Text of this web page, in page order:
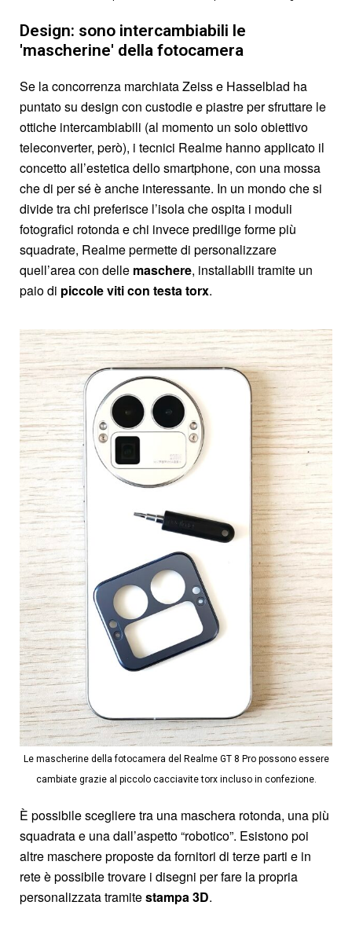
Design: sono intercambiabili le
'mascherine' della fotocamera
Se la concorrenza marchiata Zeiss e Hasselblad ha
puntato su design con custodie e piastre per sfruttare le
ottiche intercambiabili (al momento un solo obiettivo
teleconverter, però), i tecnici Realme hanno applicato il
concetto all’estetica dello smartphone, con una mossa
che di per sé è anche interessante. In un mondo che si
divide tra chi preferisce l’isola che ospita i moduli
fotografici rotonda e chi invece predilige forme più
squadrate, Realme permette di personalizzare
quell’area con delle maschere, installabili tramite un
paio di piccole viti con testa torx.
Le mascherine della fotocamera del Realme GT 8 Pro possono essere
cambiate grazie al piccolo cacciavite torx incluso in confezione.
È possibile scegliere tra una maschera rotonda, una più
squadrata e una dall’aspetto “robotico”. Esistono poi
altre maschere proposte da fornitori di terze parti e in
rete è possibile trovare i disegni per fare la propria
personalizzata tramitestampa 3D.